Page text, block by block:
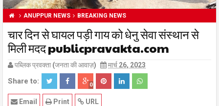
ANUPPUR NEWS BREAKING NEWS
चार दिन से घायल पड़ी गाय को धेनु सेवा संस्थान से
मिली मदद publicpravakta.com
पब्लिक प्रवक्ता (जनता की आवाज़) मार्च 26, 2023
Share to: 0
URL
Print
Email